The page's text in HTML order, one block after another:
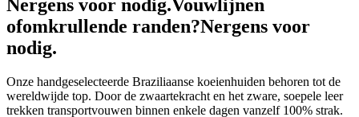
Nergens voor nodig.Vouwlijnen
ofomkrullende randen?Nergens voor
nodig.
Onze handgeselecteerde Braziliaanse koeienhuiden behoren tot de
wereldwijde top. Door de zwaartekracht en het zware, soepele leer
trekken transportvouwen binnen enkele dagen vanzelf 100% strak.